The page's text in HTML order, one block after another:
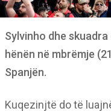
Sylvinho dhe
hënën në mbrëmje
Spanjën.
Kuqezinjtë do të